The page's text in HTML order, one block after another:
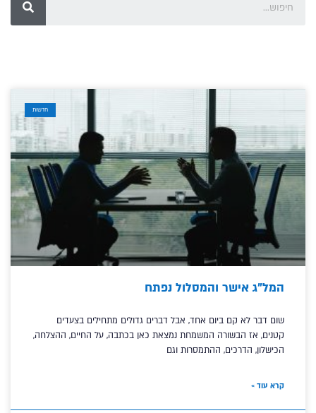
חדשות
המל”ג אישר והמסלול נפתח
שום דבר לא קם ביום אחד, אבל דברים גדולים מתחילים בצעדים
קטנים, אז הבשורה המשמחת נמצאת כאן בכתבה, על החיים, ההצלחה,
הכישלון, הדרכים, ההתמסרות וגם
קרא עוד »